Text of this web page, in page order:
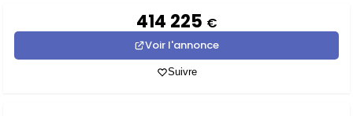
414 225 €
Voir l'annonce
Suivre